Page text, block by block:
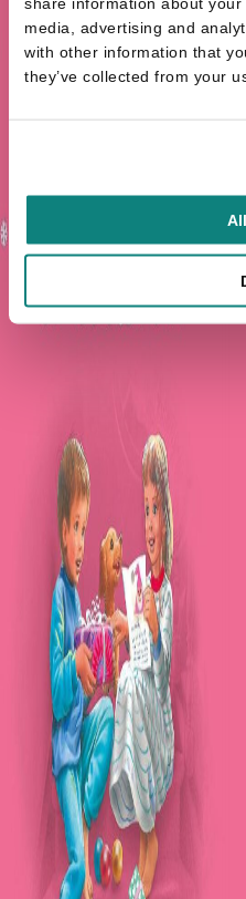
media, advertising and
with other information that
they’ve collected from your